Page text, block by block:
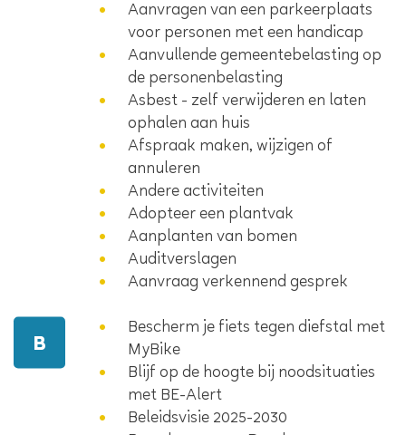
Aanvragen van een parkeerplaats
voor personen met een handicap
Aanvullende gemeentebelasting op
de personenbelasting
Asbest - zelf verwijderen en laten
ophalen aan huis
Afspraak maken, wijzigen of
annuleren
Andere activiteiten
Adopteer een plantvak
Aanplanten van bomen
Auditverslagen
Aanvraag verkennend gesprek
B
Bescherm je fiets tegen diefstal met
MyBike
Blijf op de hoogte bij noodsituaties
met BE-Alert
Beleidsvisie 2025-2030